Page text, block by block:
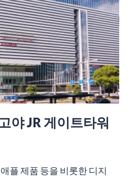
야 JR 게이트타워
플 제품 등을 비롯한 디지